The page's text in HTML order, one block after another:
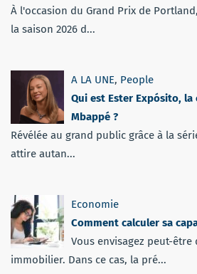
À l'occasion du Grand Prix de
la saison 2026 d...
A LA UNE, People
Qui est Ester Expósito,
Mbappé ?
Révélée au grand public grâce à la
attire autan...
Economie
Comment calculer sa
Vous envisagez peut-être
immobilier. Dans ce cas, la pré...